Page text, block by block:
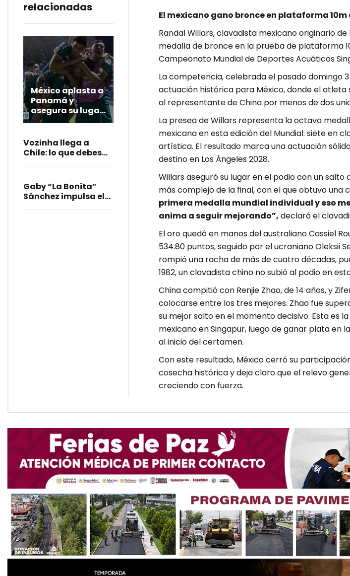
relacionadas
México aplasta a
Panamá y
asegura su lugar
en el Mundial
Vozinha llega a
Chile: lo que debes
Gaby “La Bonita”
Sánchez impulsa el
El mexicano gano bronce en plataforma
Randal Willars, clavadista mexicano originario
medalla de bronce en la prueba de plataforma
Campeonato Mundial de Deportes Acuáticos
La competencia, celebrada el pasado domingo
actuación histórica para México, donde el atleta
al representante de China por menos de dos
La presea de Willars representa la octava
mexicana en esta edición del Mundial: siete en
artística. El resultado marca una actuación
destino en Los Ángeles 2028.
Willars aseguró su lugar en el podio con un salto
más complejo de la final, con el que obtuvo una
primera medalla mundial individual y eso
anima a seguir mejorando”, declaró el
El oro quedó en manos del australiano Cassiel
534.80 puntos, seguido por el ucraniano Oleksii
rompió una racha de más de cuatro décadas,
1982, un clavadista chino no subió al podio en
China compitió con Renjie Zhao, de 14 años, y
colocarse entre los tres mejores. Zhao fue
su mejor salto en el momento decisivo. Esta es
mexicano en Singapur, luego de ganar plata en
al inicio del certamen.
Con este resultado, México cerró su
cosecha histórica y deja claro que el relevo
creciendo con fuerza.